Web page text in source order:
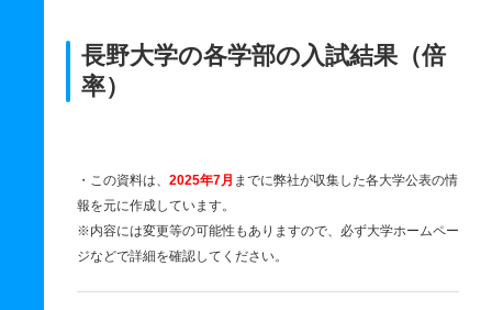
長野大学の各学部の入試結果（倍
率）
・この資料は、 2025年7月 までに弊社が収集した各大学公表の情
報を元に作成しています。
※内容には変更等の可能性もありますので、必ず大学ホームペー
ジなどで詳細を確認してください。